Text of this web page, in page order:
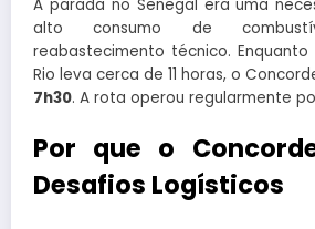
A parada no Senegal era uma
alto consumo de
reabastecimento técnico.
Rio leva cerca de 11 horas, o
7h30. A rota operou regularmente
Por que o
Desafios Logísticos